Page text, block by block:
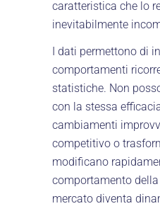
caratteristica che lo
inevitabilmente
I dati permettono di
comportamenti
statistiche. Non
con la stessa
cambiamenti
competitivo o
modificano
comportamento
mercato diventa